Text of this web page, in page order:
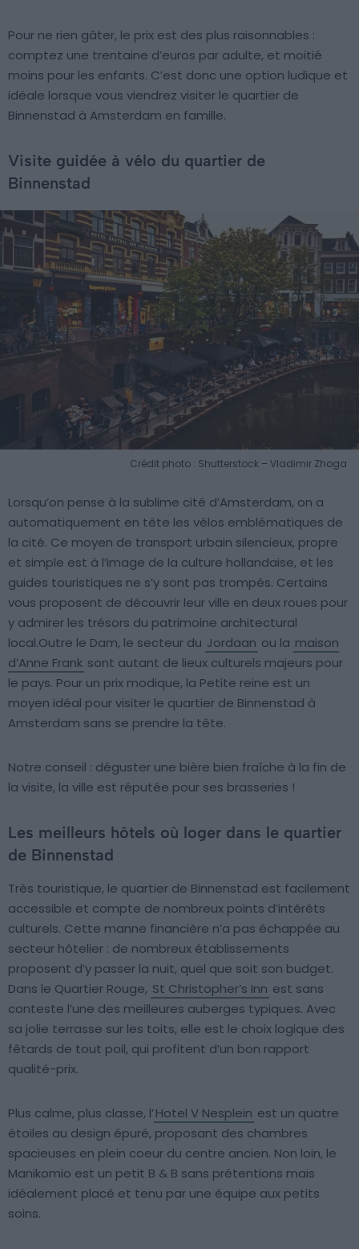
Pour ne rien gâter, le prix est des plus raisonnables :
comptez une trentaine d’euros par adulte, et moitié
moins pour les enfants. C’est donc une option ludique et
idéale lorsque vous viendrez visiter le quartier de
Binnenstad à Amsterdam en famille.
Visite guidée à vélo du quartier de
Binnenstad
Crédit photo : Shutterstock – Vladimir Zhoga
Lorsqu’on pense à la sublime cité d’Amsterdam, on a
automatiquement en tête les vélos emblématiques de
la cité. Ce moyen de transport urbain silencieux, propre
et simple est à l’image de la culture hollandaise, et les
guides touristiques ne s’y sont pas trompés. Certains
vous proposent de découvrir leur ville en deux roues pour
y admirer les trésors du patrimoine architectural
local.Outre le Dam, le secteur du Jordaan ou la maison
d’Anne Frank sont autant de lieux culturels majeurs pour
le pays. Pour un prix modique, la Petite reine est un
moyen idéal pour visiter le quartier de Binnenstad à
Amsterdam sans se prendre la tête.
Notre conseil : déguster une bière bien fraîche à la fin de
la visite, la ville est réputée pour ses brasseries !
Les meilleurs hôtels où loger dans le quartier
de Binnenstad
Très touristique, le quartier de Binnenstad est facilement
accessible et compte de nombreux points d’intérêts
culturels. Cette manne financière n’a pas échappée au
secteur hôtelier : de nombreux établissements
proposent d’y passer la nuit, quel que soit son budget.
Dans le Quartier Rouge, St Christopher’s Inn est sans
conteste l’une des meilleures auberges typiques. Avec
sa jolie terrasse sur les toits, elle est le choix logique des
fêtards de tout poil, qui profitent d’un bon rapport
qualité-prix.
Plus calme, plus classe, l’Hotel V Nesplein est un quatre
étoiles au design épuré, proposant des chambres
spacieuses en plein coeur du centre ancien. Non loin, le
Manikomio est un petit B & B sans prétentions mais
idéalement placé et tenu par une équipe aux petits
soins.